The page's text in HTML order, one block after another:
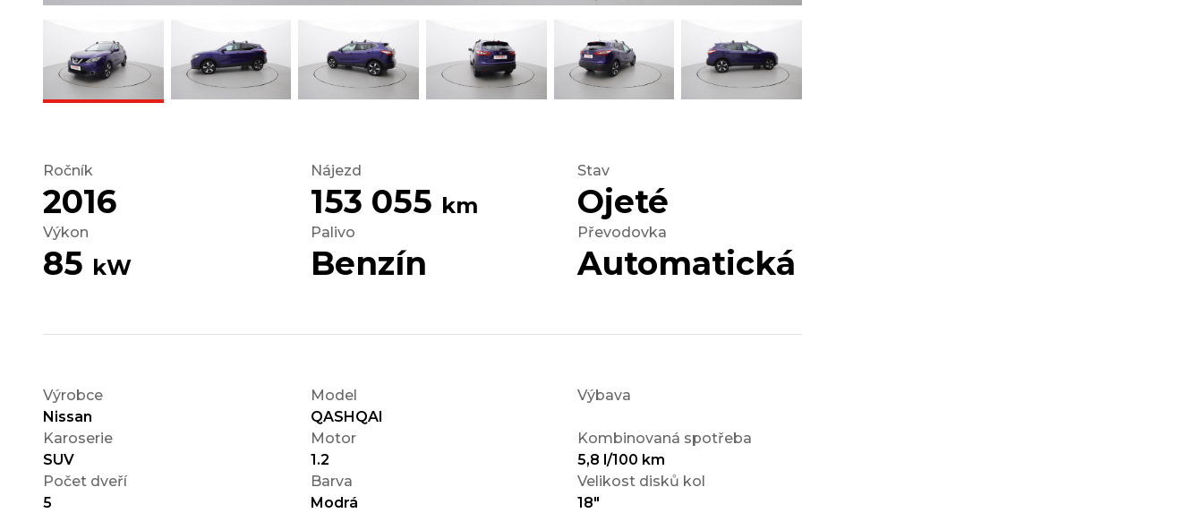
Ročník
2016
Nájezd
153 055 km
Stav
Ojeté
Výkon
85 kW
Palivo
Benzín
Převodovka
Automatická
Výrobce
Nissan
Model
QASHQAI
Výbava
Karoserie
SUV
Motor
1.2
Kombinovaná spotřeba
5,8 l/100 km
Počet dveří
5
Barva
Modrá
Velikost disků kol
18"